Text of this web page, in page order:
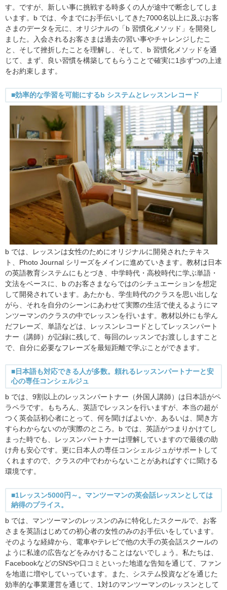
す。ですが、新しい事に挑戦する時多くの人が途中で断念してしま
います。b では、今までにお手伝いしてきた7000名以上に及ぶお客
さまのデータを元に、オリジナルの「b 習慣化メソッド」を開発し
ました。入会されるお客さまは過去の習い事やチャレンジしたこ
と、そして挫折したことを理解し、そして、b 習慣化メソッドを通
じて、まず、良い習慣を構築してもらうことで確実に1歩ずつの上達
をお約束します。
■効率的な学習を可能にするb システムとレッスンレコード
b では、レッスンは女性のためにオリジナルに開発されたテキス
ト、Photo Journal シリーズをメインに進めていきます。教材は日本
の英語教育システムにもとづき、中学時代・高校時代に学ぶ単語・
文法をベースに、b のお客さまならではのシチュエーションを想定
して開発されています。あたかも、学生時代のクラスを思い出しな
がら、それを自分のシーンにあわせて実際の生活で使えるようにマ
ンツーマンのクラスの中でレッスンを行います。教材以外にも学ん
だフレーズ、単語などは、レッスンレコードとしてレッスンパート
ナー（講師）が記録に残して、毎回のレッスンでお渡ししますこと
で、自分に必要なフレーズを最短距離で学ぶことができます。
■日本語も対応できる人が多数。頼れるレッスンパートナーと安
心の専任コンシェルジュ
b では、9割以上のレッスンパートナー（外国人講師）は日本語がペ
ラペラです。もちろん、英語でレッスンを行いますが、本当の超が
つく英会話初心者にとって、何を聞けばよいか、あるいは、聞き方
すらわからないのが実際のところ。b では、英語がつまりかけてし
まった時でも、レッスンパートナーは理解していますので最後の助
け舟も安心です。更に日本人の専任コンシェルジュがサポートして
くれますので、クラスの中でわからないことがあればすぐに聞ける
環境です。
■1レッスン5000円～。マンツーマンの英会話レッスンとしては
納得のプライス。
b では、マンツーマンのレッスンのみに特化したスクールで、お客
さまを英語はじめての初心者の女性のみのお手伝いをしています。
そのような経緯から、電車やテレビで他の大手の英会話スクールの
ように私達の広告などをみかけることはないでしょう。私たちは、
FacebookなどのSNSや口コミといった地道な告知を通じて、ファン
を地道に増やしていっています。また、システム投資などを通じた
効率的な事業運営を通じて、1対1のマンツーマンのレッスンとして